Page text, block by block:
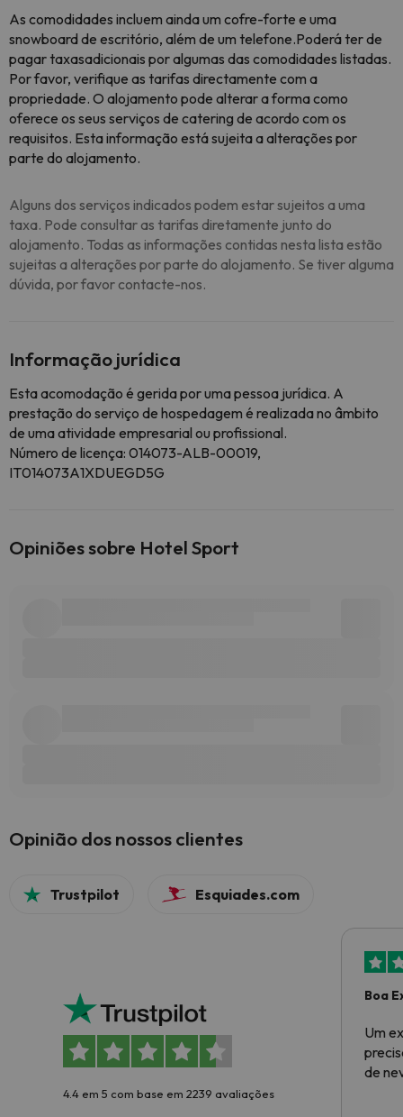
As comodidades incluem ainda um cofre-forte e uma
snowboard de escritório, além de um telefone.Poderá ter de
pagar taxasadicionais por algumas das comodidades listadas.
Por favor, verifique as tarifas directamente com a
propriedade. O alojamento pode alterar a forma como
oferece os seus serviços de catering de acordo com os
requisitos. Esta informação está sujeita a alterações por
parte do alojamento.
Alguns dos serviços indicados podem estar sujeitos a uma
taxa. Pode consultar as tarifas diretamente junto do
alojamento. Todas as informações contidas nesta lista estão
sujeitas a alterações por parte do alojamento. Se tiver alguma
dúvida, por favor contacte-nos.
Informação jurídica
Esta acomodação é gerida por uma pessoa jurídica. A
prestação do serviço de hospedagem é realizada no âmbito
de uma atividade empresarial ou profissional.
Número de licença: 014073-ALB-00019,
IT014073A1XDUEGD5G
Opiniões sobre Hotel Sport
Opinião dos nossos clientes
Trustpilot Esquiades.com
4.4 em 5 com base em 2239 avaliações
Boa
Um
de